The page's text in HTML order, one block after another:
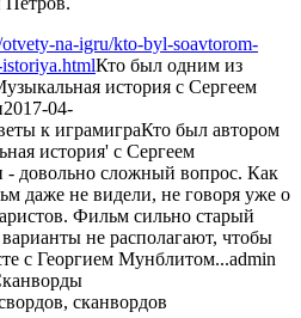
na-igru/kto-byl-soavtorom-
Кто был одним из
история с Сергеем
2017-04-
к играмиграКто был автором
история' с Сергеем
довольно сложный вопрос. Как
даже не видели, не говоря уже о
Фильм сильно старый
не располагают, чтобы
с Георгием Мунблитом...admin